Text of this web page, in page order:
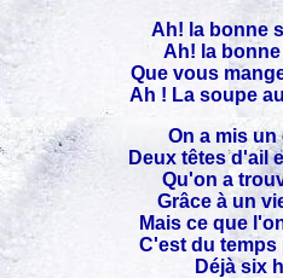
Ah! la bonne
Ah! la
Que vous
Ah ! La soupe
On a mis un
Deux têtes d'ail
Qu'on a
Grâce à un
Mais ce que
C'est du temps
Déjà six